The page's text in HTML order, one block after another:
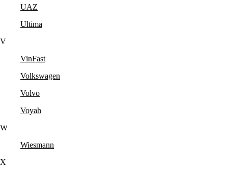
UAZ
Ultima
V
VinFast
Volkswagen
Volvo
Voyah
W
Wiesmann
X